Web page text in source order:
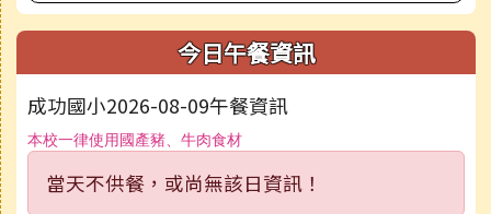
今日午餐資訊
成功國小2026-08-09午餐資訊
本校一律使用國產豬、牛肉食材
當天不供餐，或尚無該日資訊！